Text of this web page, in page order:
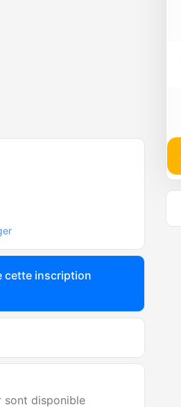
cette inscription
sont disponible